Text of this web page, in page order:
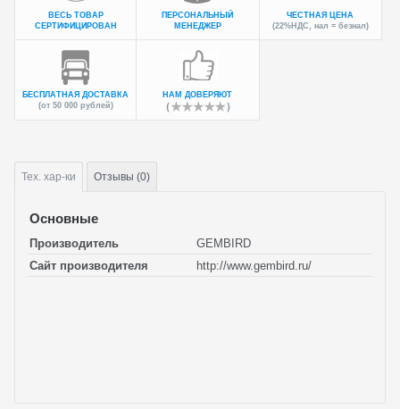
ВЕСЬ ТОВАР
СЕРТИФИЦИРОВАН
ПЕРСОНАЛЬНЫЙ
МЕНЕДЖЕР
ЧЕСТНАЯ ЦЕНА
(22%НДС, нал = безнал)
БЕСПЛАТНАЯ ДОСТАВКА
(от 50 000 рублей)
НАМ ДОВЕРЯЮТ
Тех. хар-ки Отзывы (0)
Основные
Производитель
GEMBIRD
Сайт производителя
http://www.gembird.ru/